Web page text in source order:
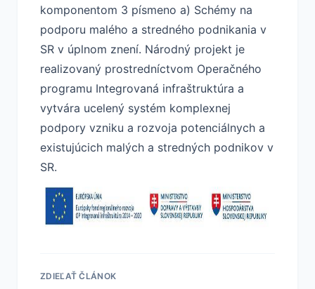
komponentom 3 písmeno a) Schémy na
podporu malého a stredného podnikania v
SR v úplnom znení. Národný projekt je
realizovaný prostredníctvom Operačného
programu Integrovaná infraštruktúra a
vytvára ucelený systém komplexnej
podpory vzniku a rozvoja potenciálnych a
existujúcich malých a stredných podnikov v
SR.
ZDIEĽAŤ ČLÁNOK